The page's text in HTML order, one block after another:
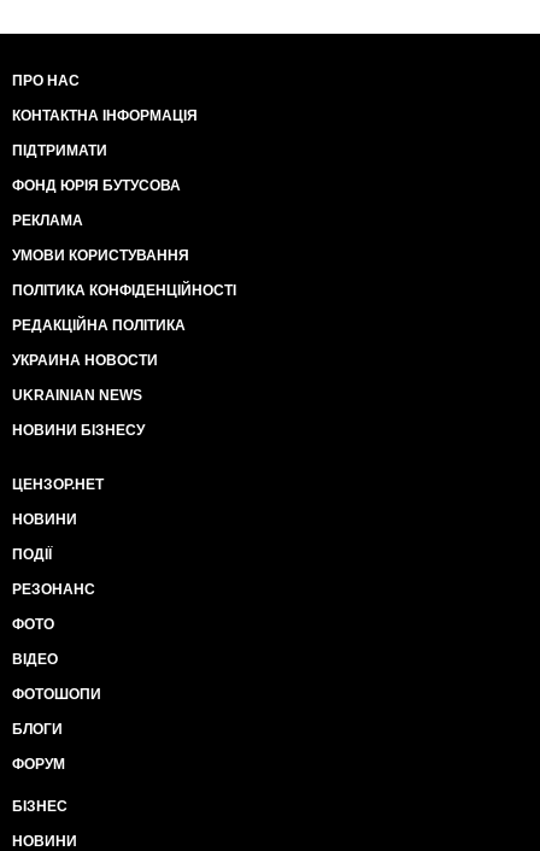
ПРО НАС
КОНТАКТНА ІНФОРМАЦІЯ
ПІДТРИМАТИ
ФОНД ЮРІЯ БУТУСОВА
РЕКЛАМА
УМОВИ КОРИСТУВАННЯ
ПОЛІТИКА КОНФІДЕНЦІЙНОСТІ
РЕДАКЦІЙНА ПОЛІТИКА
УКРАИНА НОВОСТИ
UKRAINIAN NEWS
НОВИНИ БІЗНЕСУ
ЦЕНЗОР.НЕТ
НОВИНИ
ПОДІЇ
РЕЗОНАНС
ФОТО
ВІДЕО
ФОТОШОПИ
БЛОГИ
ФОРУМ
БІЗНЕС
НОВИНИ